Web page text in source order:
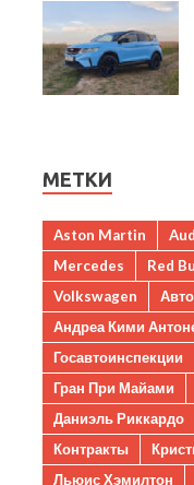
МЕТКИ
Aston Martin
Mercedes
Red
Volkswagen
Андреа Кими
Госавтоинспекции
Гран При Майами
Даниэль Риккардо
Контракты
Льюис Хэмилтон